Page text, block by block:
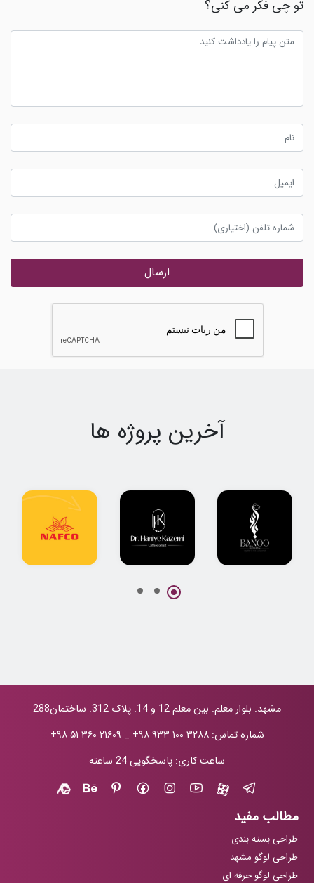
تو چی فکر می کنی؟
ارسال
آخرین پروژه ها
هویت بصری دکتر
مشهد. بلوار معلم. بین معلم 12 و 14. پلاک 312. ساختمان288
شماره تماس:+۹۸ ۹۳۳ ۱۰۰ ۳۲۸۸ _ +۹۸ ۵۱ ۳۶۰ ۲۱۶۰۹
ساعت کاری: پاسخگویی 24 ساعته
مطالب مفید
طراحی بسته بندی
طراحی لوگو مشهد
طراحی لوگو حرفه ای